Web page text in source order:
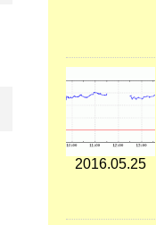
2016.05.25